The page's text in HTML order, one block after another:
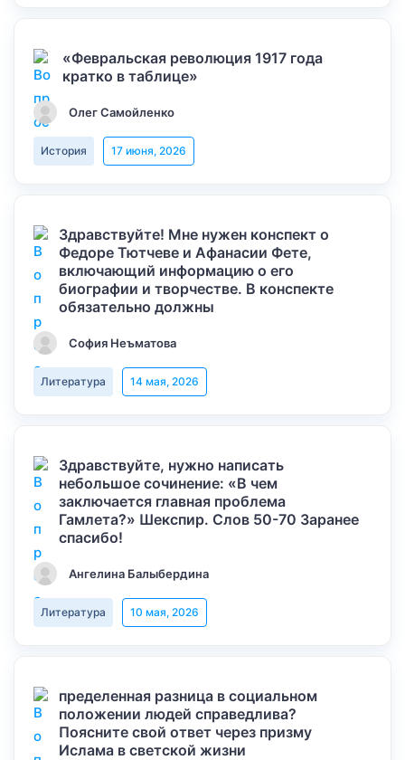
«Февральская революция 1917 года
кратко в таблице»
Олег Самойленко
История 17 июня, 2026
Здравствуйте! Мне нужен конспект о
Федоре Тютчеве и Афанасии Фете,
включающий информацию о его
биографии и творчестве. В конспекте
обязательно должны
София Неъматова
Литература 14 мая, 2026
Здравствуйте, нужно написать
небольшое сочинение: «В чем
заключается главная проблема
Гамлета?» Шекспир. Слов 50-70 Заранее
спасибо!
Ангелина Балыбердина
Литература 10 мая, 2026
пределенная разница в социальном
положении людей справедлива?
Поясните свой ответ через призму
Ислама в светской жизни